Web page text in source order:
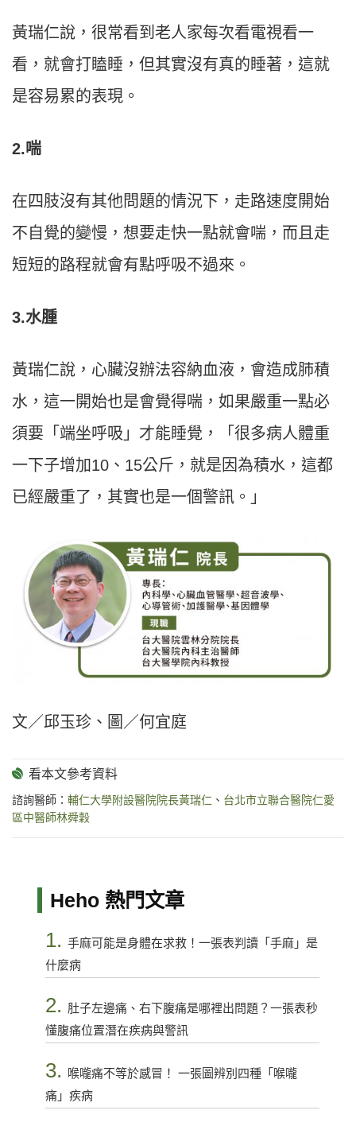
黃瑞仁說，很常看到老人家每次看電視看一
看，就會打瞌睡，但其實沒有真的睡著，這就
是容易累的表現。
2.喘
在四肢沒有其他問題的情況下，走路速度開始
不自覺的變慢，想要走快一點就會喘，而且走
短短的路程就會有點呼吸不過來。
3.水腫
黃瑞仁說，心臟沒辦法容納血液，會造成肺積
水，這一開始也是會覺得喘，如果嚴重一點必
須要「端坐呼吸」才能睡覺，「很多病人體重
一下子增加10、15公斤，就是因為積水，這都
已經嚴重了，其實也是一個警訊。」
文／邱玉珍、圖／何宜庭
諮詢醫師： 輔仁大學附設醫院院長黃瑞仁 、 台北市立聯合醫院仁愛
區中醫師林舜穀
Heho 熱門文章
1. 手麻可能是身體在求救！一張表判讀「手麻」是
什麼病
2. 肚子左邊痛、右下腹痛是哪裡出問題？一張表秒
懂腹痛位置潛在疾病與警訊
3.
喉嚨痛不等於感冒！ 一張圖辨別四種「喉嚨
痛」疾病